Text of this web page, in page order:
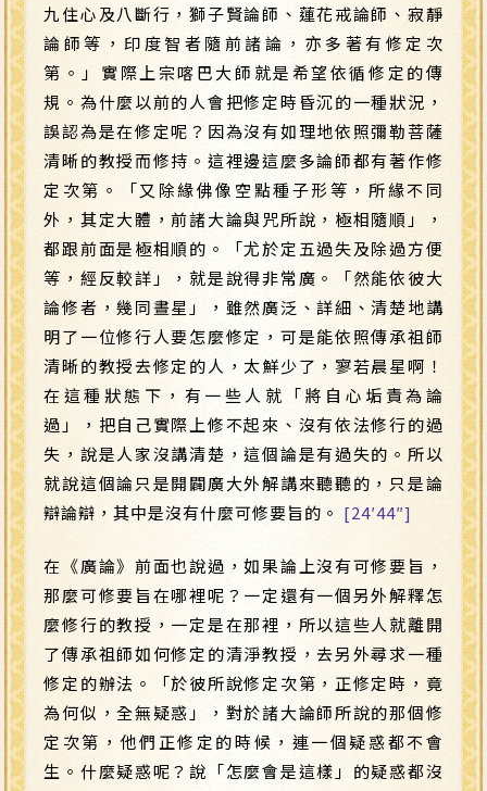
九住心及八斷行，獅子賢論師、蓮花戒論師、寂靜
論師等，印度智者隨前諸論，亦多著有修定次
第。」實際上宗喀巴大師就是希望依循修定的傳
規。為什麼以前的人會把修定時昏沉的一種狀況，
誤認為是在修定呢？因為沒有如理地依照彌勒菩薩
清晰的教授而修持。這裡邊這麼多論師都有著作修
定次第。「又除緣佛像空點種子形等，所緣不同
外，其定大體，前諸大論與咒所說，極相隨順」，
都跟前面是極相順的。「尤於定五過失及除過方便
等，經反較詳」，就是說得非常廣。「然能依彼大
論修者，幾同晝星」，雖然廣泛、詳細、清楚地講
明了一位修行人要怎麼修定，可是能依照傳承祖師
清晰的教授去修定的人，太鮮少了，寥若晨星啊！
在這種狀態下，有一些人就「將自心垢責為論
過」，把自己實際上修不起來、沒有依法修行的過
失，說是人家沒講清楚，這個論是有過失的。所以
就說這個論只是開闢廣大外解講來聽聽的，只是論
辯論辯，其中是沒有什麼可修要旨的。 [24′44″]
在《廣論》前面也說過，如果論上沒有可修要旨，
那麼可修要旨在哪裡呢？一定還有一個另外解釋怎
麼修行的教授，一定是在那裡，所以這些人就離開
了傳承祖師如何修定的清淨教授，去另外尋求一種
修定的辦法。「於彼所說修定次第，正修定時，竟
為何似，全無疑惑」，對於諸大論師所說的那個修
定次第，他們正修定的時候，連一個疑惑都不會
生。什麼疑惑呢？說「怎麼會是這樣」的疑惑都沒